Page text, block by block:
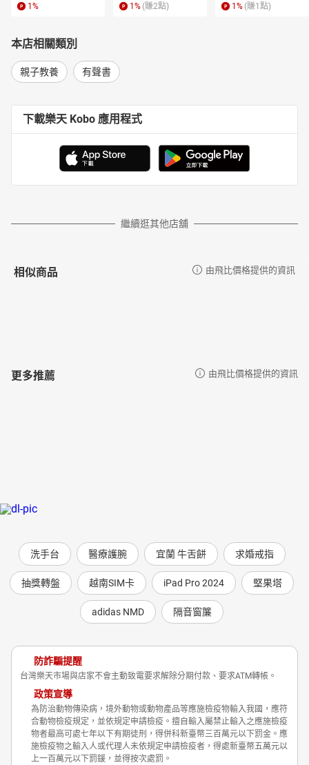
1 % 1 % (賺2點) 1 % (賺1 點)
本店相關類別
親子教養 有聲書
下載樂天 Kobo 應用程式
繼續逛其他店舖
相似商品 由飛比價格提供的資訊
更多推薦 由飛比價格提供的資訊
洗手台 醫療護腕 宜蘭 牛舌餅 求婚戒指
抽獎轉盤 越南SIM卡 iPad Pro 2024 堅果塔
adidas NMD 隔音窗簾
防詐騙提醒
台灣樂天市場與店家不會主動致電要求解除分期付款、要求ATM轉帳。
政策宣導
為防治動物傳染病，境外動物或動物產品等應施檢疫物輸入我國，應符
合動物檢疫規定，並依規定申請檢疫。擅自輸入屬禁止輸入之應施檢疫
物者最高可處七年以下有期徒刑，得併科新臺幣三百萬元以下罰金。應
施檢疫物之輸入人或代理人未依規定申請檢疫者，得處新臺幣五萬元以
上一百萬元以下罰鍰，並得按次處罰。